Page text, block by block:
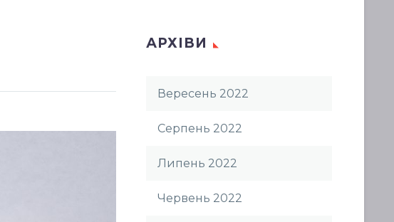
АРХІВИ
Вересень 2022
Серпень 2022
Липень 2022
Червень 2022